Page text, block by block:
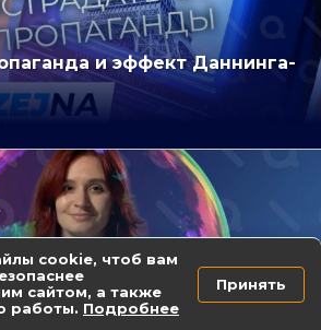
и эффект Даннинга-
cookie, чтоб вам
сайтом, а также
работы. Подробнее
Принять